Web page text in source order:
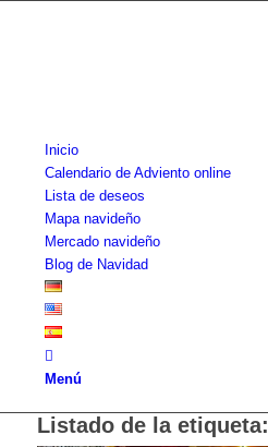
Inicio
Calendario de Adviento online
Lista de deseos
Mapa navideño
Mercado navideño
Blog de Navidad
Menú
Listado de la etiqueta: